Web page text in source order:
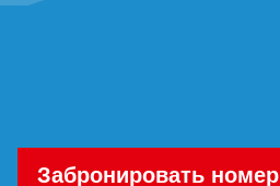
Забронировать номер